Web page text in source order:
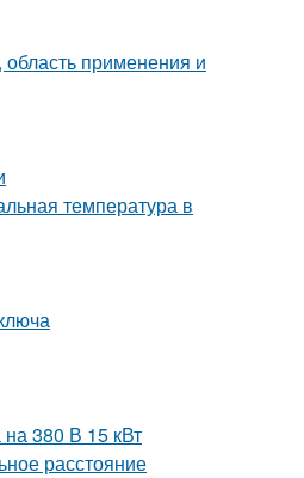
применения и
температура в
380 В 15 кВт
расстояние